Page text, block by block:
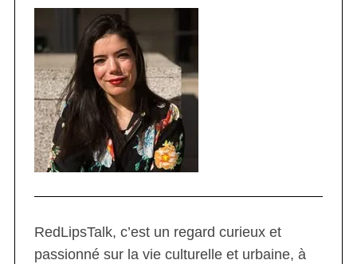
RedLipsTalk, c’est un regard curieux et
passionné sur la vie culturelle et urbaine, à